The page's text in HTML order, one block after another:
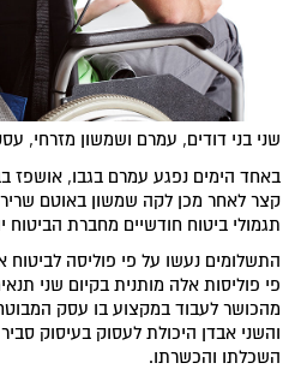
שני בני דודים, עמרם ושמשון מזרחי,
באחד הימים נפגע עמרם בגבו, אושפז
קצר לאחר מכן לקה שמשון באוטם
תגמולי ביטוח חודשיים מחברת הביטוח
התשלומים נעשו על פי פוליסה
מהכושר לעבוד במקצוע בו עסק
והשני אבדן היכולת לעסוק בעיסוק
השכלתו והכשרתו.